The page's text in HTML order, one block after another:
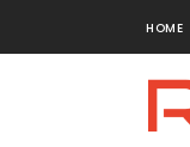
HOME